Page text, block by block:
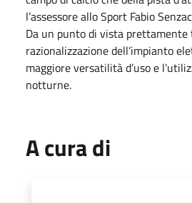
l’assessore allo Sport Fabio
Da un punto di vista prettamente
razionalizzazione dell’impianto
maggiore versatilità d’uso e
notturne.
A cura di